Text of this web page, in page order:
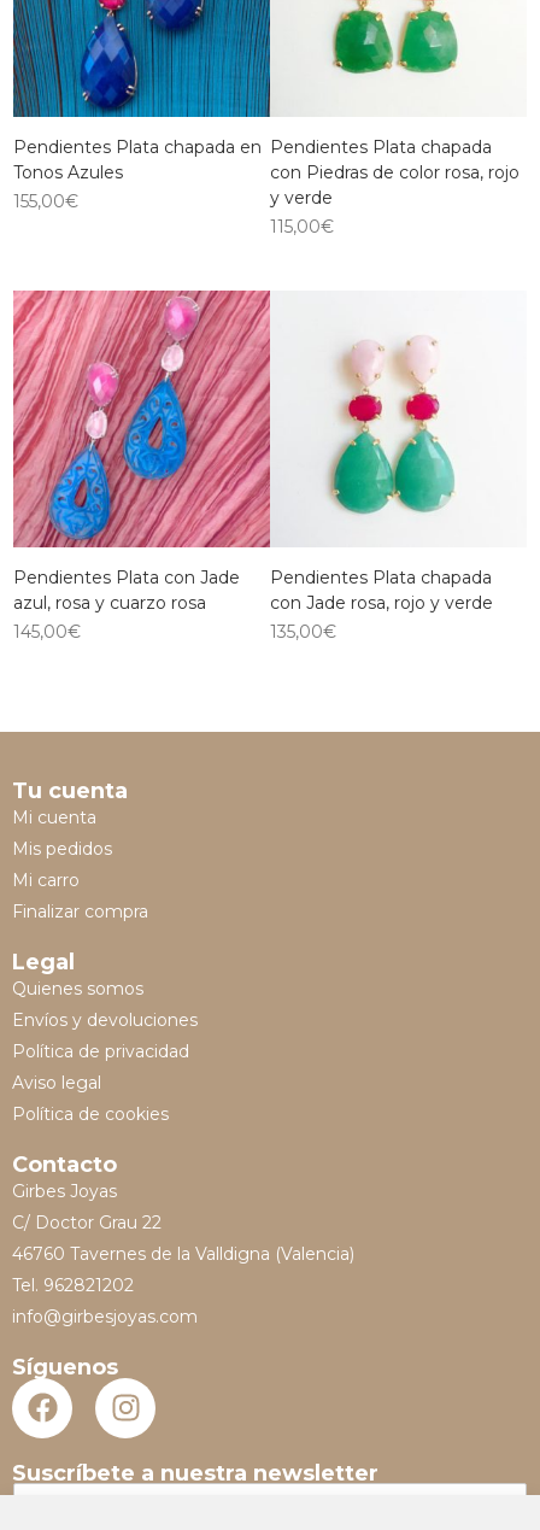
Pendientes Plata chapada en
Tonos Azules
155,00€
Pendientes Plata chapada
con Piedras de color rosa, rojo
y verde
115,00€
Pendientes Plata con Jade
azul, rosa y cuarzo rosa
145,00€
Pendientes Plata chapada
con Jade rosa, rojo y verde
135,00€
Tu cuenta
Mi cuenta
Mis pedidos
Mi carro
Finalizar compra
Legal
Quienes somos
Envíos y devoluciones
Política de privacidad
Aviso legal
Política de cookies
Contacto
Girbes Joyas
C/ Doctor Grau 22
46760 Tavernes de la Valldigna (Valencia)
Tel. 962821202
info@girbesjoyas.com
Síguenos
Suscríbete a nuestra newsletter
N